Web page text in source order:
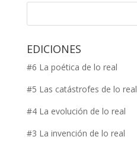
EDICIONES
#6 La poética de lo real
#5 Las catástrofes de lo real
#4 La evolución de lo real
#3 La invención de lo real